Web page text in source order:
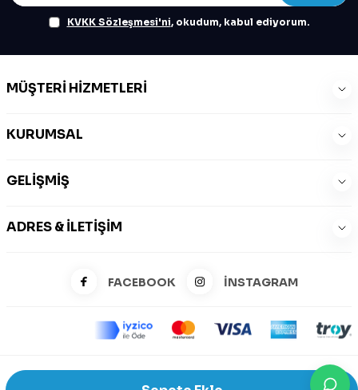
KVKK Sözleşmesi'ni, okudum, kabul ediyorum.
MÜŞTERI HIZMETLERI
KURUMSAL
GELIŞMIŞ
ADRES & İLETIŞIM
FACEBOOK İNSTAGRAM
©2026 Zeysports Tüm Hakları Saklıdır.